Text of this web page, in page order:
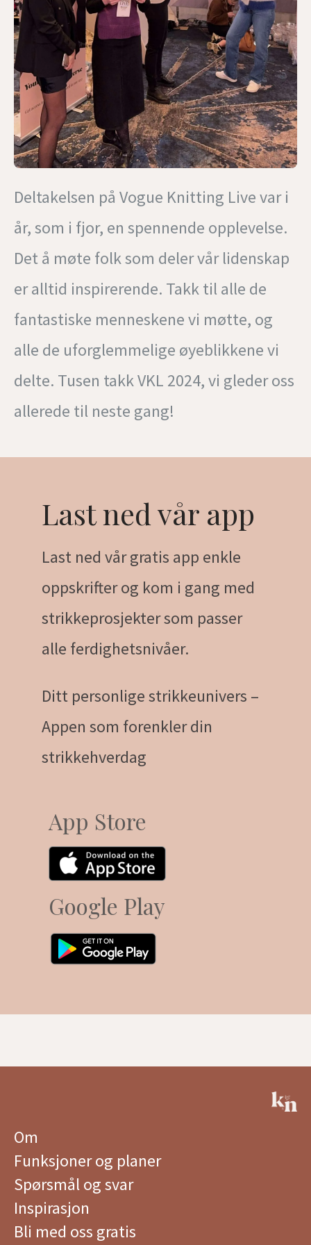
Deltakelsen på Vogue Knitting Live var i
år, som i fjor, en spennende opplevelse.
Det å møte folk som deler vår lidenskap
er alltid inspirerende. Takk til alle de
fantastiske menneskene vi møtte, og
alle de uforglemmelige øyeblikkene vi
delte. Tusen takk VKL 2024, vi gleder oss
allerede til neste gang!
Last ned vår app
Last ned vår gratis app enkle
oppskrifter og kom i gang med
strikkeprosjekter som passer
alle ferdighetsnivåer.
Ditt personlige strikkeunivers –
Appen som forenkler din
strikkehverdag
App Store
Google Play
Om
Funksjoner og planer
Spørsmål og svar
Inspirasjon
Bli med oss ​​gratis